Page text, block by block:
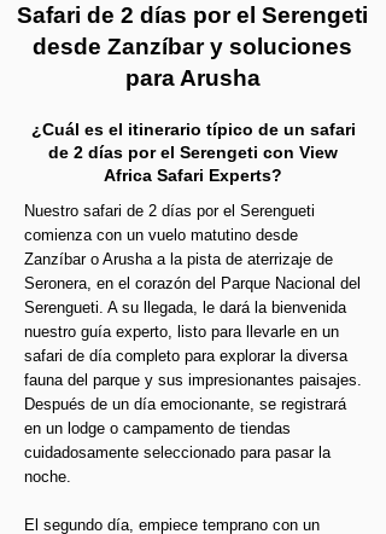
Safari de 2 días por el Serengeti
desde Zanzíbar y soluciones
para Arusha
¿Cuál es el itinerario típico de un safari
de 2 días por el Serengeti con View
Africa Safari Experts?
Nuestro safari de 2 días por el Serengueti
comienza con un vuelo matutino desde
Zanzíbar o Arusha a la pista de aterrizaje de
Seronera, en el corazón del Parque Nacional del
Serengueti. A su llegada, le dará la bienvenida
nuestro guía experto, listo para llevarle en un
safari de día completo para explorar la diversa
fauna del parque y sus impresionantes paisajes.
Después de un día emocionante, se registrará
en un lodge o campamento de tiendas
cuidadosamente seleccionado para pasar la
noche.
El segundo día, empiece temprano con un